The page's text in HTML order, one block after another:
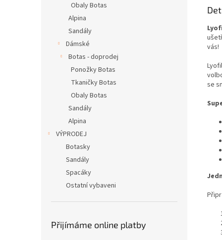
Obaly Botas
Alpina
Sandály
Dámské
Botas - doprodej
Ponožky Botas
Tkaničky Botas
Obaly Botas
Sandály
Alpina
VÝPRODEJ
Botasky
Sandály
Spacáky
Ostatní vybaveni
Přijímáme online platby
vás!
se